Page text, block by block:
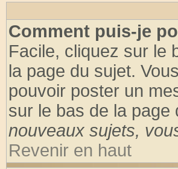
Comment puis-je
Facile, cliquez sur le
la page du sujet.
pouvoir poster un
sur le bas de la
nouveaux sujets,
Revenir en haut